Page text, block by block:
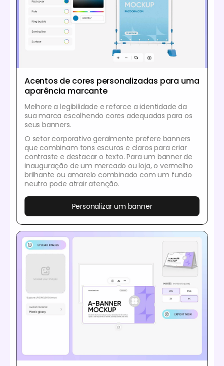
Acentos de cores personalizadas para uma
aparência marcante
Melhore a legibilidade e reforce a identidade da
sua marca escolhendo cores adequadas para os
seus banners.
O setor corporativo geralmente prefere banners
que combinam tons escuros e claros para criar
contraste e destacar o texto. Para um banner de
inauguração de um mercado ou loja, o vermelho
brilhante ou amarelo combinado com um fundo
neutro pode atrair atenção.
Personalizar um banner